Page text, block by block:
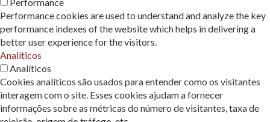
Performance cookies are used to understand and analyze the key
performance indexes of the website which helps in delivering a
better user experience for the visitors.
Analíticos
Analíticos
Cookies analíticos são usados ​​para entender como os visitantes
interagem com o site. Esses cookies ajudam a fornecer
informações sobre as métricas do número de visitantes, taxa de